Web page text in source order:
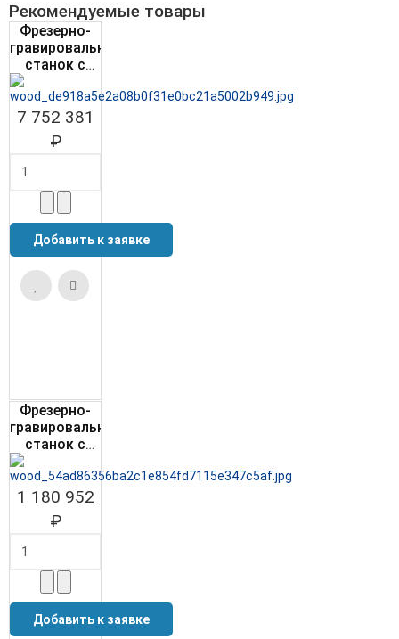
Рекомендуемые товары
Фрезерно-
гравировальный
станок с
WoodTec
LSA 2030
7 752 381
₽
Фрезерно-
гравировальный
станок с
WoodTec HR
1325
1 180 952
₽